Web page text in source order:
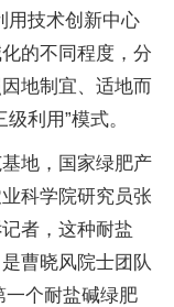
用技术创新中心
的不同程度，分
地制宜、适地而
利用”模式。
地，国家绿肥产
科学院研究员张
者，这种耐盐
曹晓风院士团队
一个耐盐碱绿肥